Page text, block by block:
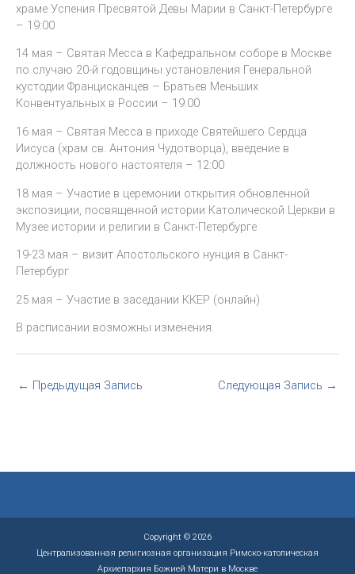
храме Успения Пресвятой Девы Марии в Санкт-Петербурге
– 19:00
14 мая – Святая Месса в Кафедральном соборе в Москве
по случаю 20-й годовщины установления Генеральной
кустодии Францисканцев – Братьев Меньших
Конвентуальных в России – 19:00
16 мая – Святая Месса в приходе Святейшего Сердца
Иисуса (храм св. Антония Чудотворца), введение в
должность нового настоятеля – 12:00
18 мая – Участие в церемонии открытия обновленной
экспозиции, посвященной истории Католической Церкви в
Музее истории и религии в Санкт-Петербурге
19-23 мая – визит Апостольского нунция в Санкт-
Петербург
25 мая – Участие в заседании ККЕР (онлайн)
В расписании возможны изменения.
← Предыдущая Запись Следующая Запись →
Copyright © 2026
Централизованная религиозная организация Римско-католическая
Архиепархия Божией Матери в Москве